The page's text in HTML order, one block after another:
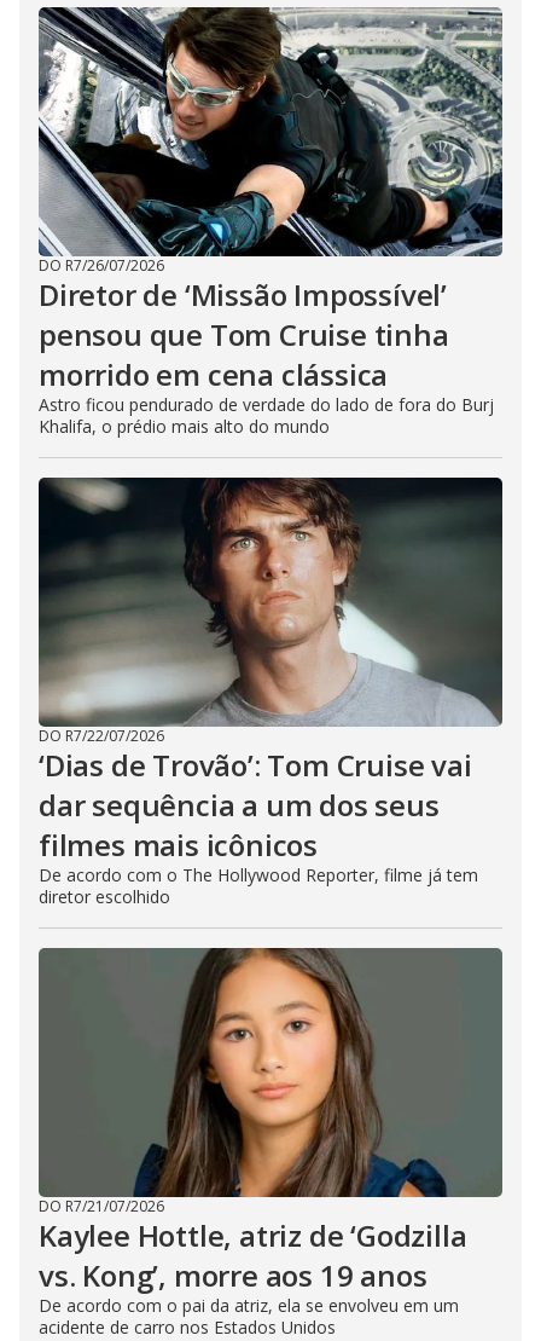
DO R7/26/07/2026
Diretor de ‘Missão Impossível’
pensou que Tom Cruise tinha
morrido em cena clássica
Astro ficou pendurado de verdade do lado de fora do Burj
Khalifa, o prédio mais alto do mundo
DO R7/22/07/2026
‘Dias de Trovão’: Tom Cruise vai
dar sequência a um dos seus
filmes mais icônicos
De acordo com o The Hollywood Reporter, filme já tem
diretor escolhido
DO R7/21/07/2026
Kaylee Hottle, atriz de ‘Godzilla
vs. Kong’, morre aos 19 anos
De acordo com o pai da atriz, ela se envolveu em um
acidente de carro nos Estados Unidos